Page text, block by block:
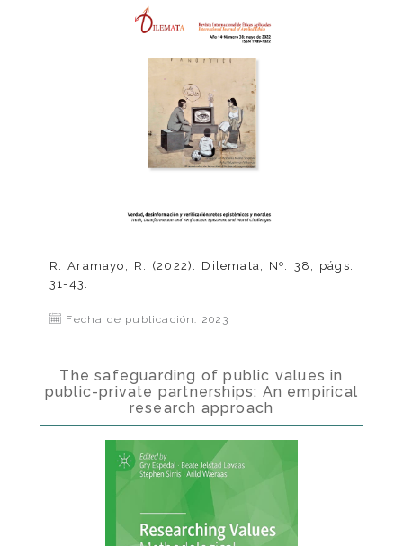
R. Aramayo, R. (2022). Dilemata, Nº. 38, págs.
31-43.
Fecha de publicación: 2023
The safeguarding of public values in
public-private partnerships: An empirical
research approach